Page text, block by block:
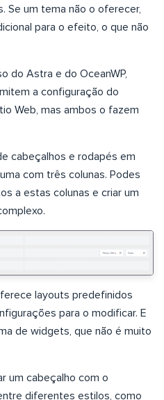
Se um tema não o oferecer,
para o efeito, o que não
do Astra e do OceanWP,
a configuração do
Web, mas ambos o fazem
cabeçalhos e rodapés em
com três colunas. Podes
a estas colunas e criar um
layouts predefinidos
para o modificar. E
de widgets, que não é muito
um cabeçalho com o
diferentes estilos, como